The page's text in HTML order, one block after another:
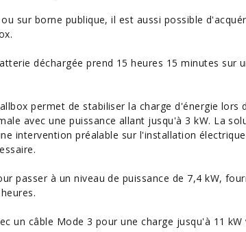
sur borne publique, il est aussi possible
déchargée prend 15 heures 15 minutes sur
permet de stabiliser la charge d'énergie lors
avec une puissance allant jusqu'à 3 kW. La
intervention préalable sur l'installation
passer à un niveau de puissance de 7,4 kW,
un câble Mode 3 pour une charge jusqu'à 11 kW